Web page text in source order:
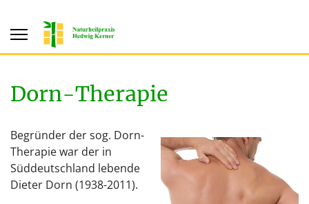
Dorn-Therapie
Begründer der sog. Dorn-
Therapie war der in
Süddeutschland lebende
Dieter Dorn (1938-2011).